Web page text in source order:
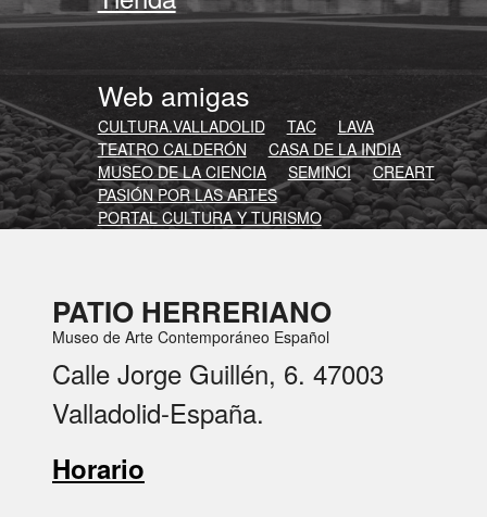
Web amigas
CULTURA.VALLADOLID TAC
LAVA
TEATRO CALDERÓN
CASA DE LA INDIA
MUSEO DE LA CIENCIA
SEMINCI
CREART
PASIÓN POR LAS ARTES
PORTAL CULTURA Y TURISMO
PATIO HERRERIANO
Museo de Arte Contemporáneo Español
Calle Jorge Guillén, 6. 47003
Valladolid-España.
Horario